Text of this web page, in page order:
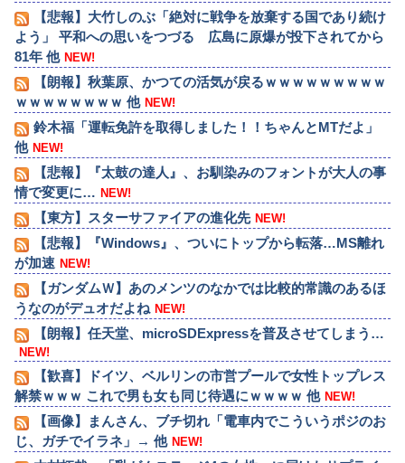
【悲報】大竹しのぶ「絶対に戦争を放棄する国であり続け
よう」 平和への思いをつづる 広島に原爆が投下されてから
81年 他 NEW!
【朗報】秋葉原、かつての活気が戻るｗｗｗｗｗｗｗｗｗ
ｗｗｗｗｗｗｗｗ 他 NEW!
鈴木福「運転免許を取得しました！！ちゃんとMTだよ」
他 NEW!
【悲報】『太鼓の達人』、お馴染みのフォントが大人の事
情で変更に… NEW!
【東方】スターサファイアの進化先 NEW!
【悲報】『Windows』、ついにトップから転落…MS離れ
が加速 NEW!
【ガンダムＷ】あのメンツのなかでは比較的常識のあるほ
うなのがデュオだよね NEW!
【朗報】任天堂、microSDExpressを普及させてしまう…
NEW!
【歓喜】ドイツ、ベルリンの市営プールで女性トップレス
解禁ｗｗｗ これで男も女も同じ待遇にｗｗｗｗ 他 NEW!
【画像】まんさん、ブチ切れ「電車内でこういうポジのお
じ、ガチでイラネ」→ 他 NEW!